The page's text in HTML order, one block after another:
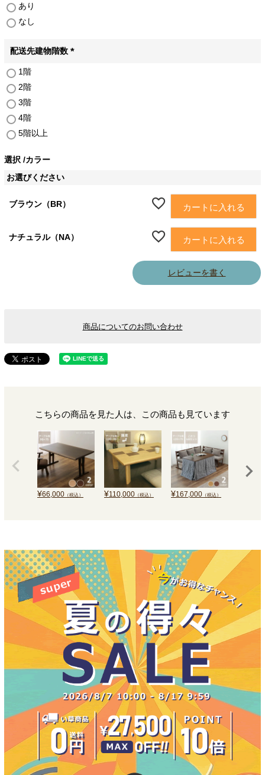
あり
なし
配送先建物階数
1階
2階
3階
4階
5階以上
選択 カラー
お選びください
ブラウン（BR） カートに入れる
ナチュラル（NA） カートに入れる
レビューを書く
商品についてのお問い合わせ
こちらの商品を見た人は、この商品も見ています
¥66,000 （税込） ¥110,000 （税込） ¥167,000 （税込）